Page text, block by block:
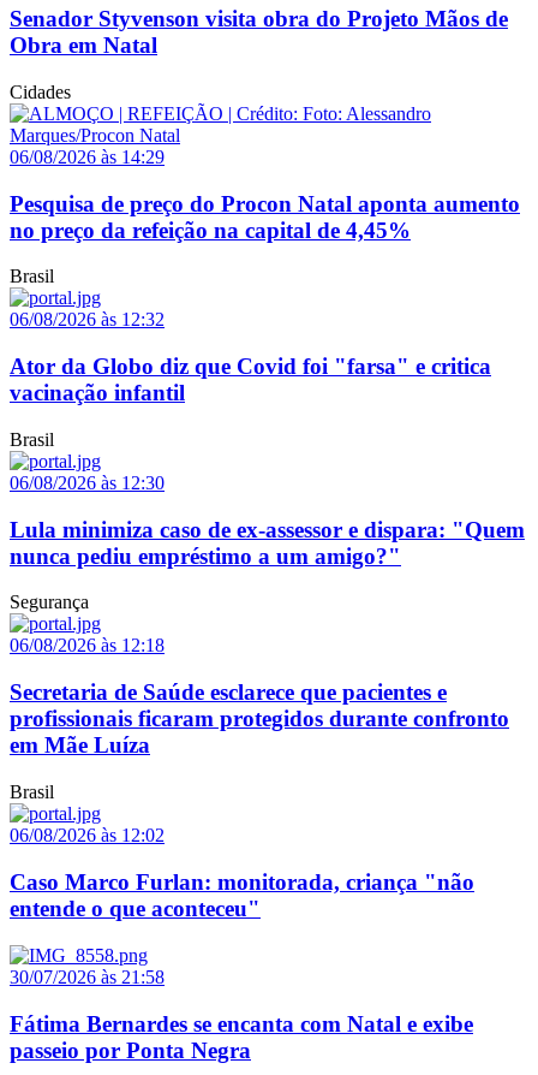
Senador Styvenson visita obra do Projeto Mãos de
Obra em Natal
Cidades
06/08/2026 às 14:29
Pesquisa de preço do Procon Natal aponta aumento
no preço da refeição na capital de 4,45%
Brasil
06/08/2026 às 12:32
Ator da Globo diz que Covid foi "farsa" e critica
vacinação infantil
Brasil
06/08/2026 às 12:30
Lula minimiza caso de ex-assessor e dispara: "Quem
nunca pediu empréstimo a um amigo?"
Segurança
06/08/2026 às 12:18
Secretaria de Saúde esclarece que pacientes e
profissionais ficaram protegidos durante confronto
em Mãe Luíza
Brasil
06/08/2026 às 12:02
Caso Marco Furlan: monitorada, criança "não
entende o que aconteceu"
30/07/2026 às 21:58
Fátima Bernardes se encanta com Natal e exibe
passeio por Ponta Negra